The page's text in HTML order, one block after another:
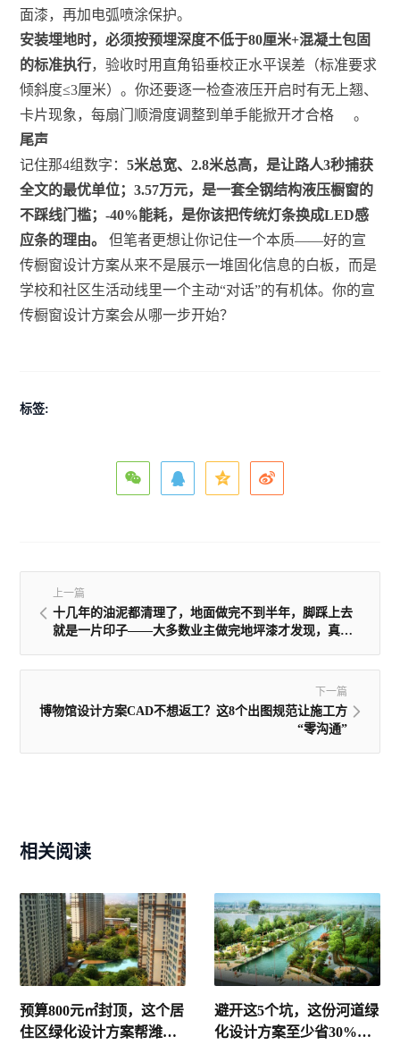
面漆，再加电弧喷涂保护。
安装埋地时，必须按预埋深度不低于80厘米+混凝土包固
的标准执行，验收时用直角铅垂校正水平误差（标准要求
倾斜度≤3厘米）。你还要逐一检查液压开启时有无上翘、
卡片现象，每扇门顺滑度调整到单手能掀开才合格
。
尾声
记住那4组数字：5米总宽、2.8米总高，是让路人3秒捕获
全文的最优单位；3.57万元，是一套全钢结构液压橱窗的
不踩线门槛；-40%能耗，是你该把传统灯条换成LED感
应条的理由。
但笔者更想让你记住一个本质——好的宣
传橱窗设计方案从来不是展示一堆固化信息的白板，而是
学校和社区生活动线里一个主动“对话”的有机体。你的宣
传橱窗设计方案会从哪一步开始？
标签:
上一篇
十几年的油泥都清理了，地面做完不到半年，脚踩上去
就是一片印子——大多数业主做完地坪漆才发现，真正
那层打底。
下一篇
博物馆设计方案CAD不想返工？这8个出图规范让施工方
“零沟通”
相关阅读
预算800元㎡封顶，这个居
住区绿化设计方案帮潍坊
避开这5个坑，这份河道绿
化设计方案至少省30%预